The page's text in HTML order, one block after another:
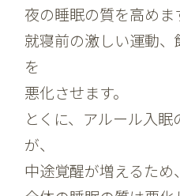
夜の睡眠の質を高めま
就寝前の激しい運動
を
悪化させます。
とくに、アルール入
が、
中途覚醒が増えるため、